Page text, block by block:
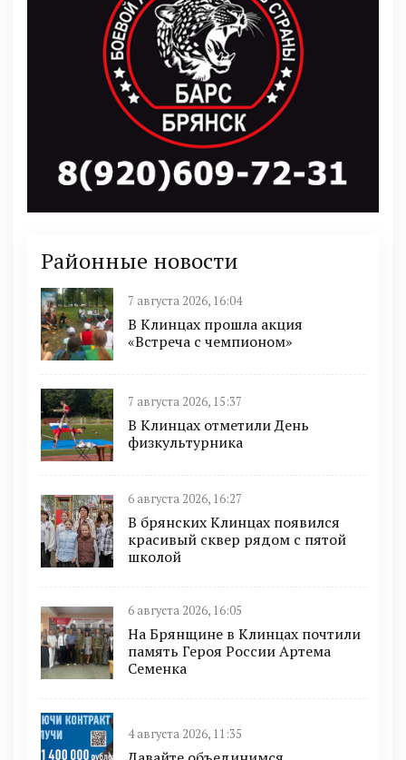
Районные новости
7 августа 2026, 16:04
В Клинцах прошла акция
«Встреча с чемпионом»
7 августа 2026, 15:37
В Клинцах отметили День
физкультурника
6 августа 2026, 16:27
В брянских Клинцах появился
красивый сквер рядом с пятой
школой
6 августа 2026, 16:05
На Брянщине в Клинцах почтили
память Героя России Артема
Семенка
4 августа 2026, 11:35